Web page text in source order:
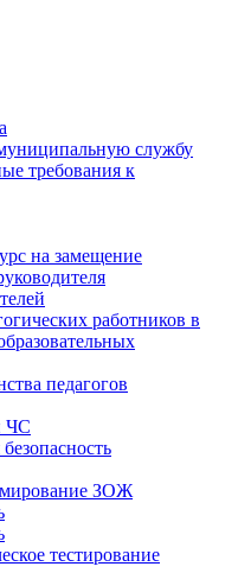
службу
требования к
на замещение
работников в
педагогов
ЧС
ЗОЖ
тестирование